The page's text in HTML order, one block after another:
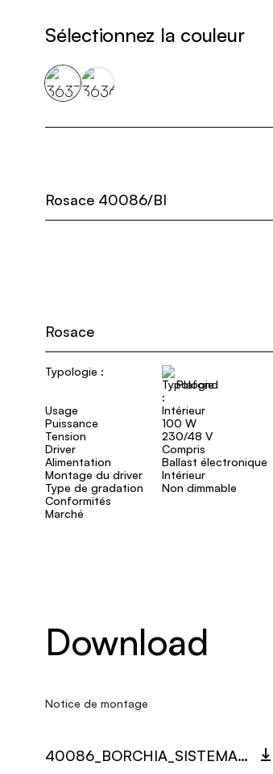
Sélectionnez la couleur
Rosace 40086/BI
Rosace
Typologie :
Plafond
Usage
Intérieur
Puissance
100 W
Tension
230/48 V
Driver
Compris
Alimentation
Ballast électronique
Montage du driver
Intérieur
Type de gradation
Non dimmable
Conformités
Marché
Download
Notice de montage
40086_BORCHIA_SISTEMA_U_RICCIO_MULTI_LANGUAGE_9397_INST.PDF